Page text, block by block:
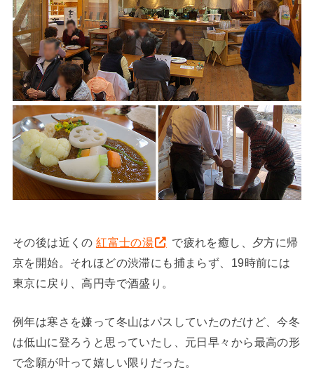
その後は近くの紅富士の湯
で疲れを癒し、夕方に帰
京を開始。それほどの渋滞にも捕まらず、19時前には
東京に戻り、高円寺で酒盛り。
例年は寒さを嫌って冬山はパスしていたのだけど、今冬
は低山に登ろうと思っていたし、元日早々から最高の形
で念願が叶って嬉しい限りだった。